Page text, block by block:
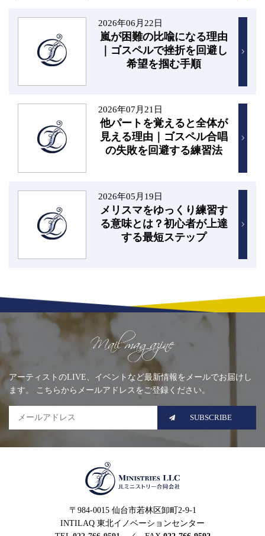
2026年06月22日
嵐が困難の比喩になる理由
｜ゴスペルで挫折を回避し
希望を掴む手順
2026年07月21日
他パートを覚えると全体が
見える理由｜ゴスペル合唱
の失敗を回避する練習法
2026年05月19日
メリスマをゆっくり練習す
る意味とは？初心者が上達
する最短ステップ
アーティストのLIVE、イベントなど最新情報をメールでお届けし
ます。 こちらからメールアドレスをご登録ください。
SUBSCRIBE
ストリー合同会社
〒984-0015 仙台市若林区卸町2-9-1
INTILAQ 東北イノベーションセンター